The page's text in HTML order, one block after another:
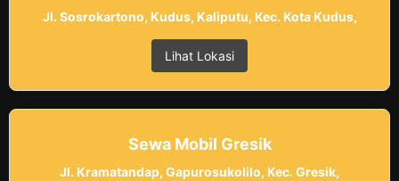
Jl. Sosrokartono, Kudus, Kaliputu, Kec. Kota Kudus,
Lihat Lokasi
Sewa Mobil Gresik
Jl. Kramatandap, Gapurosukolilo, Kec. Gresik,